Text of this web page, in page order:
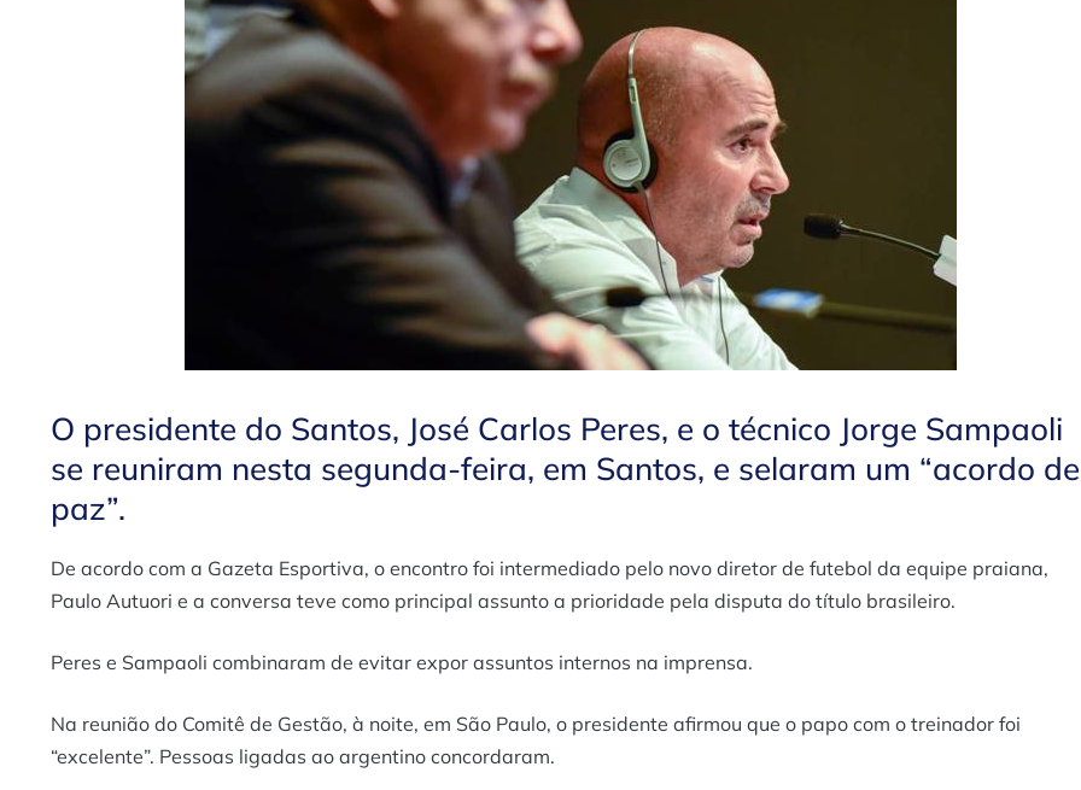
O presidente do Santos, José Carlos Peres, e o técnico Jorge Sampaoli
se reuniram nesta segunda-feira, em Santos, e selaram um “acordo de
paz”.
De acordo com a Gazeta Esportiva, o encontro foi intermediado pelo novo diretor de futebol da equipe praiana,
Paulo Autuori e a conversa teve como principal assunto a prioridade pela disputa do título brasileiro.
Peres e Sampaoli combinaram de evitar expor assuntos internos na imprensa.
Na reunião do Comitê de Gestão, à noite, em São Paulo, o presidente afirmou que o papo com o treinador foi
“excelente”. Pessoas ligadas ao argentino concordaram.